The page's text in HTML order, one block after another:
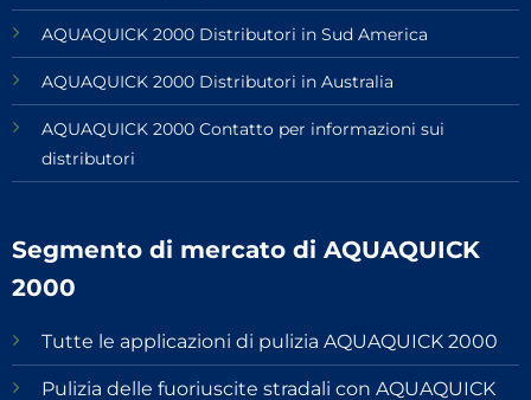
AQUAQUICK 2000 Distributori in Sud America
AQUAQUICK 2000 Distributori in Australia
AQUAQUICK 2000 Contatto per informazioni sui
distributori
Segmento di mercato di AQUAQUICK
2000
Tutte le applicazioni di pulizia AQUAQUICK 2000
Pulizia delle fuoriuscite stradali con AQUAQUICK